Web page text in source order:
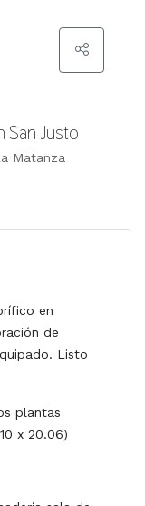
San Justo
Matanza
en
de
Listo
plantas
x 20.06)